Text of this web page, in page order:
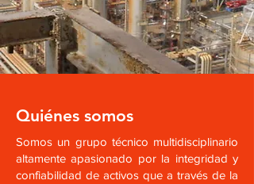
Quiénes somos
Somos un grupo técnico multidisciplinario
altamente apasionado por la integridad y
confiabilidad de activos que a través de la